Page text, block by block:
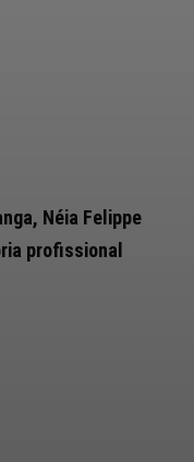
Néia Felippe
profissional